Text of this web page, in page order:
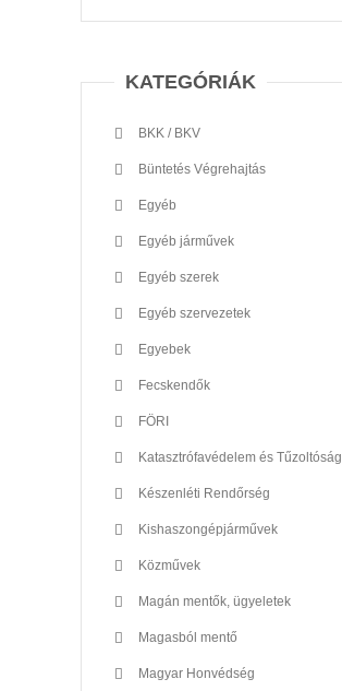
KATEGÓRIÁK
BKK / BKV
Büntetés Végrehajtás
Egyéb
Egyéb járművek
Egyéb szerek
Egyéb szervezetek
Egyebek
Fecskendők
FÖRI
Katasztrófavédelem és Tűzoltóság
Készenléti Rendőrség
Kishaszongépjárművek
Közművek
Magán mentők, ügyeletek
Magasból mentő
Magyar Honvédség